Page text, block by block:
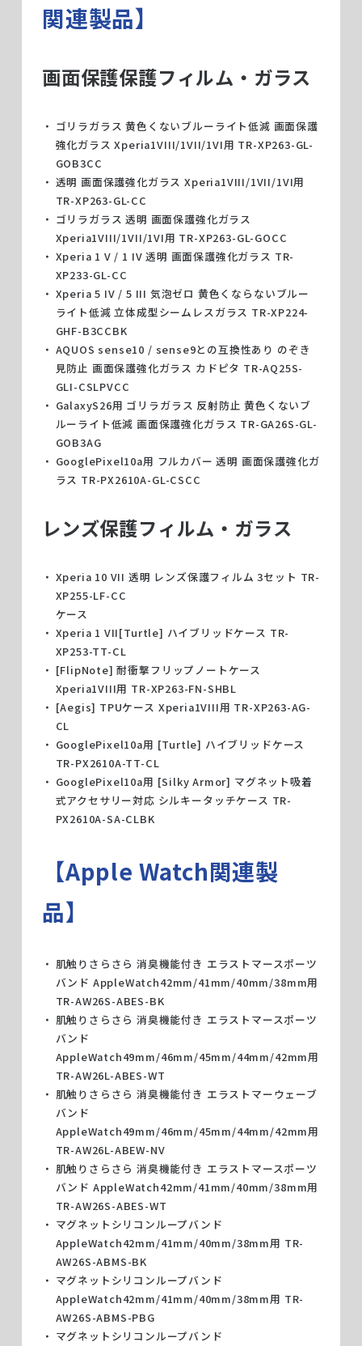
関連製品】
画面保護保護フィルム・ガラス
ゴリラガラス 黄色くないブルーライト低減 画面保護
強化ガラス Xperia1VIII/1VII/1VI用 TR-XP263-GL-
GOB3CC
透明 画面保護強化ガラス Xperia1VIII/1VII/1VI用
TR-XP263-GL-CC
ゴリラガラス 透明 画面保護強化ガラス
Xperia1VIII/1VII/1VI用 TR-XP263-GL-GOCC
Xperia 1 V / 1 IV 透明 画面保護強化ガラス TR-
XP233-GL-CC
Xperia 5 IV / 5 III 気泡ゼロ 黄色くならないブルー
ライト低減 立体成型シームレスガラス TR-XP224-
GHF-B3CCBK
AQUOS sense10 / sense9との互換性あり のぞき
見防止 画面保護強化ガラス カドピタ TR-AQ25S-
GLI-CSLPVCC
GalaxyS26用 ゴリラガラス 反射防止 黄色くないブ
ルーライト低減 画面保護強化ガラス TR-GA26S-GL-
GOB3AG
GooglePixel10a用 フルカバー 透明 画面保護強化ガ
ラス TR-PX2610A-GL-CSCC
レンズ保護フィルム・ガラス
Xperia 10 VII 透明 レンズ保護フィルム 3セット TR-
XP255-LF-CC
ケース
Xperia 1 VII[Turtle] ハイブリッドケース TR-
XP253-TT-CL
[FlipNote] 耐衝撃フリップノートケース
Xperia1VIII用 TR-XP263-FN-SHBL
[Aegis] TPUケース Xperia1VIII用 TR-XP263-AG-
CL
GooglePixel10a用 [Turtle] ハイブリッドケース
TR-PX2610A-TT-CL
GooglePixel10a用 [Silky Armor] マグネット吸着
式アクセサリー対応 シルキータッチケース TR-
PX2610A-SA-CLBK
【Apple Watch関連製
品】
肌触りさらさら 消臭機能付き エラストマースポーツ
バンド AppleWatch42mm/41mm/40mm/38mm用
TR-AW26S-ABES-BK
肌触りさらさら 消臭機能付き エラストマースポーツ
バンド
AppleWatch49mm/46mm/45mm/44mm/42mm用
TR-AW26L-ABES-WT
肌触りさらさら 消臭機能付き エラストマーウェーブ
バンド
AppleWatch49mm/46mm/45mm/44mm/42mm用
TR-AW26L-ABEW-NV
肌触りさらさら 消臭機能付き エラストマースポーツ
バンド AppleWatch42mm/41mm/40mm/38mm用
TR-AW26S-ABES-WT
マグネットシリコンループバンド
AppleWatch42mm/41mm/40mm/38mm用 TR-
AW26S-ABMS-BK
マグネットシリコンループバンド
AppleWatch42mm/41mm/40mm/38mm用 TR-
AW26S-ABMS-PBG
マグネットシリコンループバンド